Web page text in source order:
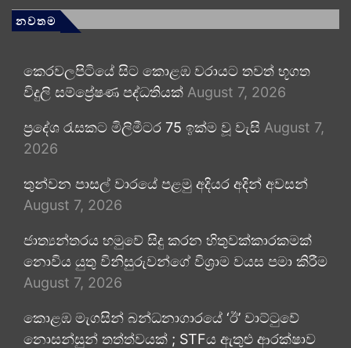
නවතම
කෙරවලපිටියේ සිට කොළඹ වරායට තවත් භූගත
විදුලි සම්ප්‍රේෂණ පද්ධතියක් August 7, 2026
ප්‍රදේශ රැසකට මිලිමීටර 75 ඉක්ම වූ වැසි August 7,
2026
තුන්වන පාසල් වාරයේ පළමු අදියර අදින් අවසන්
August 7, 2026
ජාත්‍යන්තරය හමුවේ සිදු කරන හිතුවක්කාරකමක්
නොවිය යුතු විනිසුරුවන්ගේ විශ්‍රාම වයස පමා කිරීම
August 7, 2026
කොළඹ මැගසින් බන්ධනාගාරයේ ‘ඊ’ වාට්ටුවේ
නොසන්සුන් තත්ත්වයක් ; STFය ඇතුළු ආරක්ෂාව